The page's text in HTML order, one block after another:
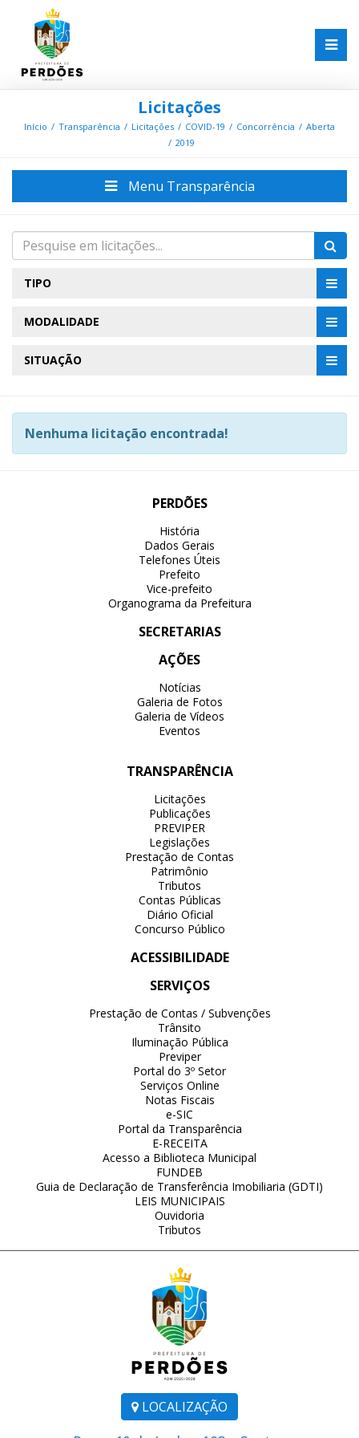
Licitações
Início Transparência Licitações COVID-19 Concorrência
Aberta
2019
Menu Transparência
TIPO
MODALIDADE
SITUAÇÃO
Nenhuma licitação encontrada!
LOCALIZAÇÃO
PERDÕES
História
Dados Gerais
Telefones Úteis
Prefeito
Vice-prefeito
Organograma da Prefeitura
SECRETARIAS
AÇÕES
Notícias
Galeria de Fotos
Galeria de Vídeos
Eventos
TRANSPARÊNCIA
Licitações
Publicações
PREVIPER
Legislações
Prestação de Contas
Patrimônio
Tributos
Contas Públicas
Diário Oficial
Concurso Público
ACESSIBILIDADE
SERVIÇOS
Prestação de Contas / Subvenções
Trânsito
Iluminação Pública
Previper
Portal do 3º Setor
Serviços Online
Notas Fiscais
e-SIC
Portal da Transparência
E-RECEITA
Acesso a Biblioteca Municipal
FUNDEB
Guia de Declaração de Transferência Imobiliaria (GDTI)
LEIS MUNICIPAIS
Ouvidoria
Tributos